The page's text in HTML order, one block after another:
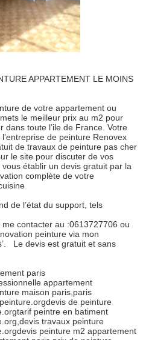
APPARTEMENT LE MOINS
de votre appartement ou
le meilleur prix au m2 pour
toute l’ile de France. Votre
de peinture Renovex
de travaux de peinture pas cher
le site pour discuter de vos
établir un devis gratuit par la
complète de votre
de l’état du support, tels
contacter au :0613727706 ou
peinture via mon
Le devis est gratuit et sans
paris
appartement
maison paris,paris
de peinture
peintre en batiment
travaux peinture
peinture m2 appartement